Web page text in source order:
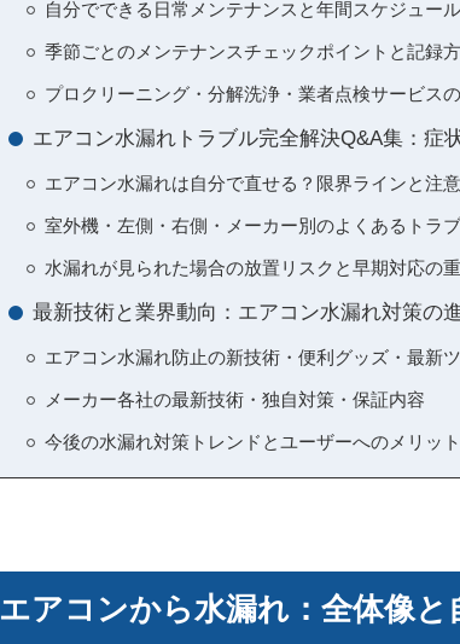
自分でできる日常メンテナンスと年間スケジュール
季節ごとのメンテナンスチェックポイントと記録
プロクリーニング・分解洗浄・業者点検サービス
エアコン水漏れトラブル完全解決Q&A集：症
エアコン水漏れは自分で直せる？限界ラインと注
室外機・左側・右側・メーカー別のよくあるトラ
水漏れが見られた場合の放置リスクと早期対応の
最新技術と業界動向：エアコン水漏れ対策の
エアコン水漏れ防止の新技術・便利グッズ・最新
メーカー各社の最新技術・独自対策・保証内容
今後の水漏れ対策トレンドとユーザーへのメリット
エアコンから水漏れ：全体像